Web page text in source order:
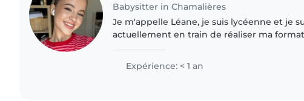
Babysitter in Chamalières
Je m'appelle Léane, je suis lycéenne et je
actuellement en train de réaliser ma
2025. J'ai déjà encadré..
Expérience: < 1 an